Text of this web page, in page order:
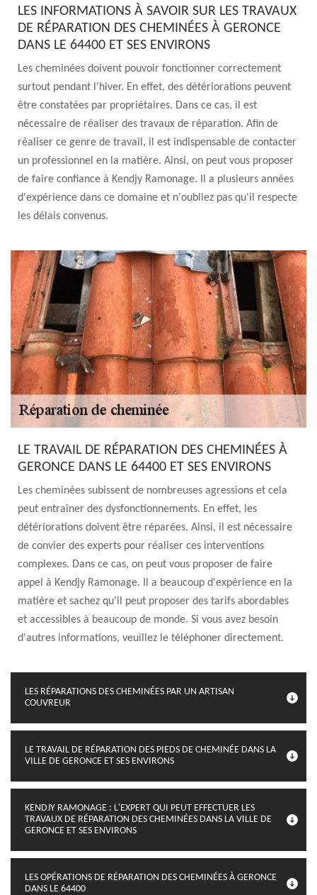
LES INFORMATIONS À SAVOIR SUR LES TRAVAUX
DE RÉPARATION DES CHEMINÉES À GERONCE
DANS LE 64400 ET SES ENVIRONS
Les cheminées doivent pouvoir fonctionner correctement
surtout pendant l'hiver. En effet, des détériorations peuvent
être constatées par propriétaires. Dans ce cas, il est
nécessaire de réaliser des travaux de réparation. Afin de
réaliser ce genre de travail, il est indispensable de contacter
un professionnel en la matière. Ainsi, on peut vous proposer
de faire confiance à Kendjy Ramonage. Il a plusieurs années
d'expérience dans ce domaine et n'oubliez pas qu'il respecte
les délais convenus.
LE TRAVAIL DE RÉPARATION DES CHEMINÉES À
GERONCE DANS LE 64400 ET SES ENVIRONS
Les cheminées subissent de nombreuses agressions et cela
peut entraîner des dysfonctionnements. En effet, les
détériorations doivent être réparées. Ainsi, il est nécessaire
de convier des experts pour réaliser ces interventions
complexes. Dans ce cas, on peut vous proposer de faire
appel à Kendjy Ramonage. Il a beaucoup d'expérience en la
matière et sachez qu'il peut proposer des tarifs abordables
et accessibles à beaucoup de monde. Si vous avez besoin
d'autres informations, veuillez le téléphoner directement.
LES RÉPARATIONS DES CHEMINÉES PAR UN ARTISAN
COUVREUR
LE TRAVAIL DE RÉPARATION DES PIEDS DE CHEMINÉE DANS LA
VILLE DE GERONCE ET SES ENVIRONS
KENDJY RAMONAGE : L'EXPERT QUI PEUT EFFECTUER LES
TRAVAUX DE RÉPARATION DES CHEMINÉES DANS LA VILLE DE
GERONCE ET SES ENVIRONS
LES OPÉRATIONS DE RÉPARATION DES CHEMINÉES À GERONCE
DANS LE 64400